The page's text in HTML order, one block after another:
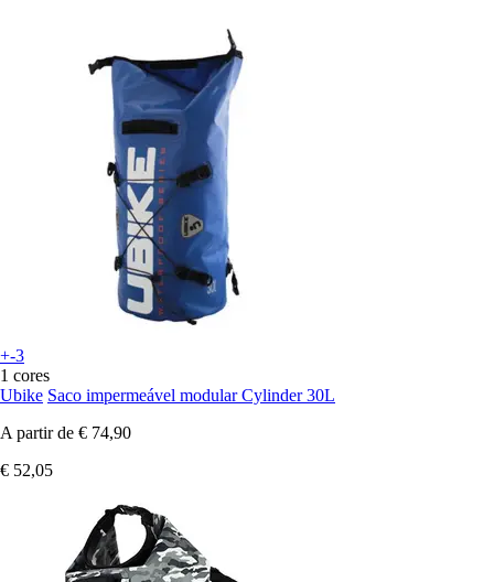
+-3
1 cores
Ubike Saco impermeável modular Cylinder 30L
A partir de € 74,90
€ 52,05